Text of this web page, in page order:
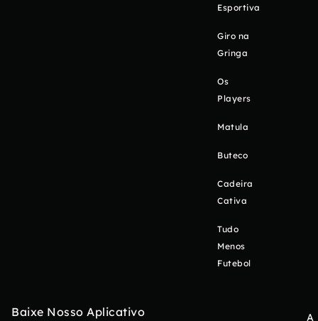
Esportiva
Giro na
Gringa
Os
Players
Matula
Buteco
Cadeira
Cativa
Tudo
Menos
Futebol
Baixe Nosso Aplicativo
A